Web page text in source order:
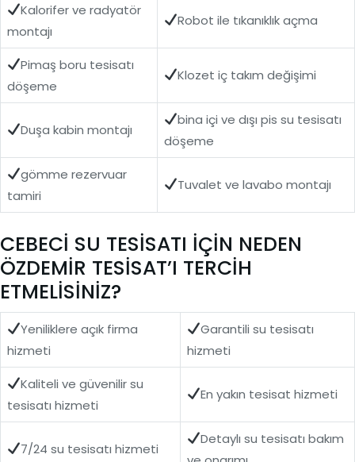
Kalorifer ve radyatör
montajı
Robot ile tıkanıklık açma
Pimaş boru tesisatı
döşeme
Klozet iç takım değişimi
Duşa kabin montajı
bina içi ve dışı pis su tesisatı
döşeme
gömme rezervuar
tamiri
Tuvalet ve lavabo montajı
CEBECİ SU TESİSATI İÇİN NEDEN
ÖZDEMİR TESİSAT’I TERCİH
ETMELİSİNİZ?
Yeniliklere açık firma
hizmeti
Garantili su tesisatı
hizmeti
Kaliteli ve güvenilir su
tesisatı hizmeti
En yakın tesisat hizmeti
7/24 su tesisatı hizmeti
Detaylı su tesisatı bakım